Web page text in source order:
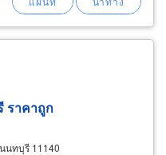
ราคาถูก
นทบุรี 11140